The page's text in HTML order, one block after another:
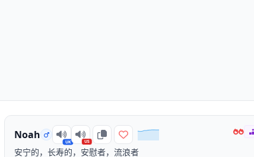
Noah
UK US
安宁的，长寿的，安慰者，流浪者